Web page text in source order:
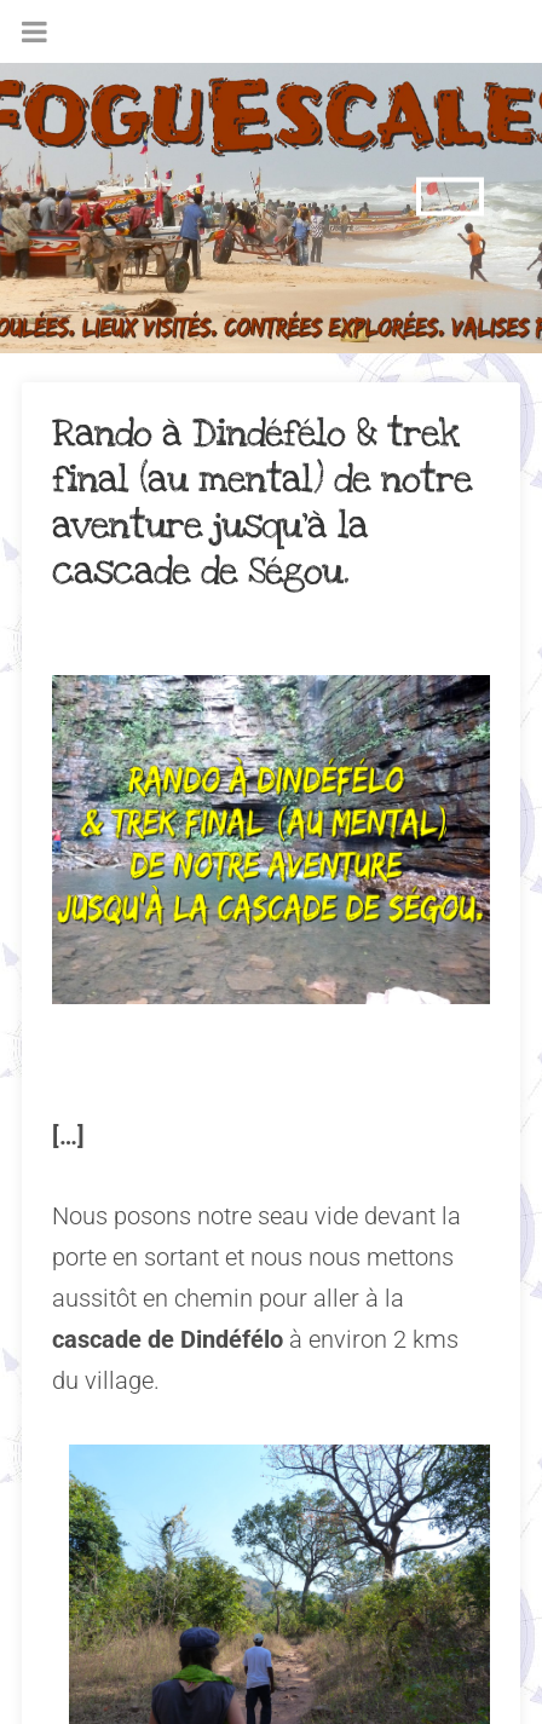
Rando à Dindéfélo & trek
final (au mental) de notre
aventure jusqu’à la
cascade de Ségou.
[…]
Nous posons notre seau vide devant la
porte en sortant et nous nous mettons
aussitôt en chemin pour aller à la
cascade de Dindéféloà environ 2 kms
du village.